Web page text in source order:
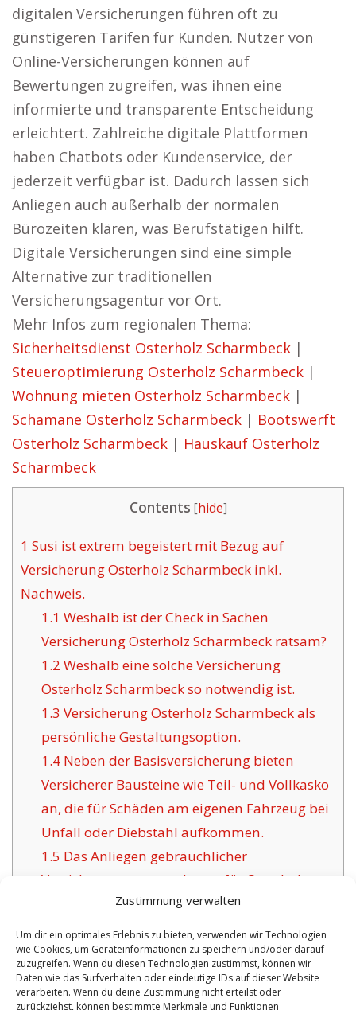
Zustimmung verwalten
Um dir ein optimales Erlebnis zu bieten, verwenden wir Technologien
wie Cookies, um Geräteinformationen zu speichern und/oder darauf
zuzugreifen. Wenn du diesen Technologien zustimmst, können wir
Daten wie das Surfverhalten oder eindeutige IDs auf dieser Website
verarbeiten. Wenn du deine Zustimmung nicht erteilst oder
zurückziehst, können bestimmte Merkmale und Funktionen
digitalen Versicherungen führen oft zu
günstigeren Tarifen für Kunden. Nutzer von
Online-Versicherungen können auf
Bewertungen zugreifen, was ihnen eine
informierte und transparente Entscheidung
erleichtert. Zahlreiche digitale Plattformen
haben Chatbots oder Kundenservice, der
jederzeit verfügbar ist. Dadurch lassen sich
Anliegen auch außerhalb der normalen
Bürozeiten klären, was Berufstätigen hilft.
Digitale Versicherungen sind eine simple
Alternative zur traditionellen
Versicherungsagentur vor Ort.
Mehr Infos zum regionalen Thema:
Sicherheitsdienst Osterholz Scharmbeck |
Steueroptimierung Osterholz Scharmbeck |
Wohnung mieten Osterholz Scharmbeck |
Schamane Osterholz Scharmbeck | Bootswerft
Osterholz Scharmbeck | Hauskauf Osterholz
Scharmbeck
Contents [hide]
1 Susi ist extrem begeistert mit Bezug auf
Versicherung Osterholz Scharmbeck inkl.
Nachweis.
1.1 Weshalb ist der Check in Sachen
Versicherung Osterholz Scharmbeck ratsam?
1.2 Weshalb eine solche Versicherung
Osterholz Scharmbeck so notwendig ist.
1.3 Versicherung Osterholz Scharmbeck als
persönliche Gestaltungsoption.
1.4Neben der Basisversicherung bieten
Versicherer Bausteine wie Teil- und Vollkasko
an, die für Schäden am eigenen Fahrzeug bei
Unfall oder Diebstahl aufkommen.
1.5 Das Anliegen gebräuchlicher
Versicherungsunternehmen für Osterholz
Scharmbeck:
1.6
Die Vorzüge der angebotenen
Versicherung in Osterholz Scharmbeck:
1.6.1Überschaubare Absicherungen sowie
Zertifizierung: